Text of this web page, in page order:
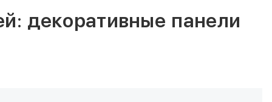
декоративные панели